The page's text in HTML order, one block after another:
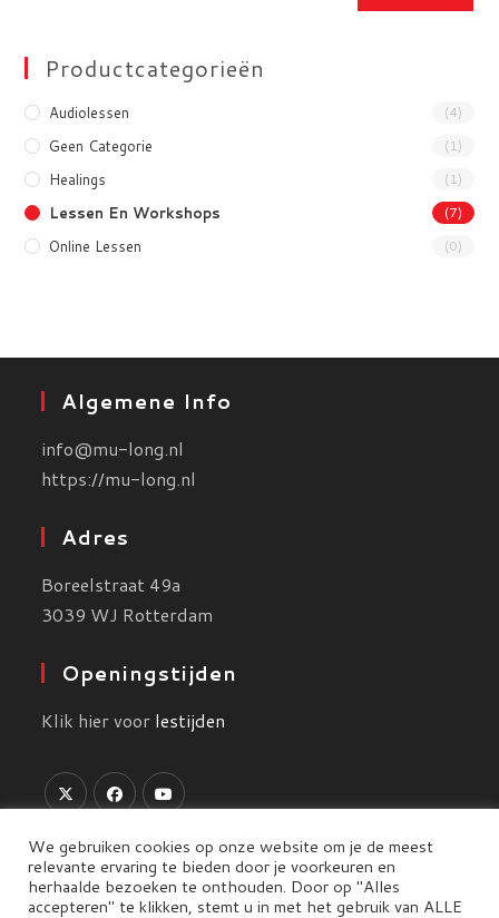
Productcategorieën
Audiolessen (4)
Geen Categorie (1)
Healings (1)
Lessen En Workshops (7)
Online Lessen (0)
Algemene Info
info@mu-long.nl
https://mu-long.nl
Adres
Boreelstraat 49a
3039 WJ Rotterdam
Openingstijden
Klik hier voor lestijden
We gebruiken cookies op onze website om je de meest
relevante ervaring te bieden door je voorkeuren en
herhaalde bezoeken te onthouden. Door op "Alles
accepteren" te klikken, stemt u in met het gebruik van ALLE